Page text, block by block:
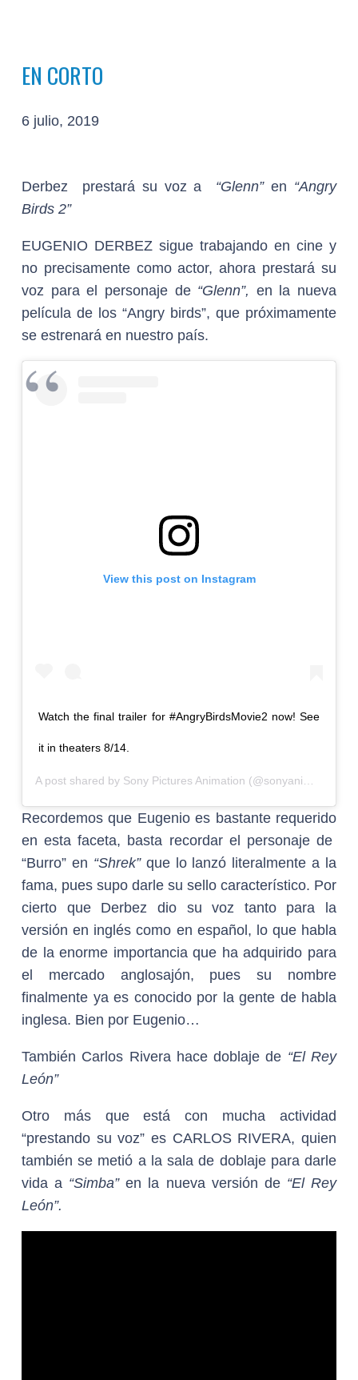
EN CORTO
6 julio, 2019
Derbez prestará su voz a “Glenn”en “Angry
Birds 2”
EUGENIO DERBEZ sigue trabajando en cine y
no precisamente como actor, ahora prestará su
voz para el personaje de “Glenn”, en la nueva
película de los “Angry birds”, que próximamente
se estrenará en nuestro país.
View this post on Instagram
Watch the final trailer for #AngryBirdsMovie2 now! See
it in theaters 8/14.
A post shared by Sony Pictures Animation (@sonyanimation) on
Recordemos que Eugenio es bastante requerido
en esta faceta, basta recordar el personaje de
“Burro” en “Shrek”que lo lanzó literalmente a la
fama, pues supo darle su sello característico. Por
cierto que Derbez dio su voz tanto para la
versión en inglés como en español, lo que habla
de la enorme importancia que ha adquirido para
el mercado anglosajón, pues su nombre
finalmente ya es conocido por la gente de habla
inglesa. Bien por Eugenio…
También Carlos Rivera hace doblaje de “El Rey
León”
Otro más que está con mucha actividad
“prestando su voz” es CARLOS RIVERA, quien
también se metió a la sala de doblaje para darle
vida a “Simba”en la nueva versión de “El Rey
León”.